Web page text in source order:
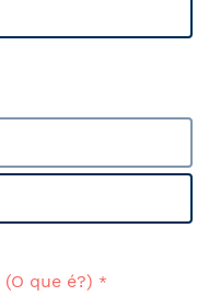
(O que é?)